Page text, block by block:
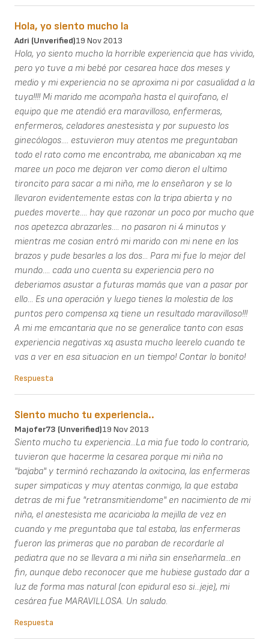
Hola, yo siento mucho la
Adri (unverified)19 Nov 2013
Hola, yo siento mucho la horrible experiencia que has vivido,
pero yo tuve a mi bebé por cesarea hace dos meses y
medio y mi experiencia no se aproxima ni por casualidad a la
tuya!!!! Mi marido me acompaña hasta el quirofano, el
equipo que me atendió era maravilloso, enfermeras,
enfermeros, celadores anestesista y por supuesto los
ginecólogos.... estuvieron muy atentos me preguntaban
todo el rato como me encontraba, me abanicaban xq me
maree un poco me dejaron ver como dieron el ultimo
tironcito para sacar a mi niño, me lo enseñaron y se lo
llevaron evidentemente estas con la tripa abierta y no
puedes moverte.... hay que razonar un poco por mucho que
nos apetezca abrazarles.... no pasaron ni 4 minutos y
mientras me cosian entró mi marido con mi nene en los
brazos y pude besarles a los dos... Para mi fue lo mejor del
mundo.... cada uno cuenta su experiencia pero no
deberiamos asustar a futuras mamás que van a pasar por
ello... Es una operación y luego tienes la molestia de los
puntos pero compensa xq tiene un resultado maravilloso!!!
A mi me emcantaria que no se generalice tanto con esas
experiencia negativas xq asusta mucho leerelo cuando te
vas a ver en esa situacion en un tiempo! Contar lo bonito!
Respuesta
Siento mucho tu experiencia..
Majofer73 (unverified)19 Nov 2013
Siento mucho tu experiencia...La mia fue todo lo contrario,
tuvieron que hacerme la cesarea porque mi niña no
"bajaba" y terminó rechazando la oxitocina, las enfermeras
super simpaticas y muy atentas conmigo, la que estaba
detras de mi fue "retransmitiendome" en nacimiento de mi
niña, el anestesista me acariciaba la mejilla de vez en
cuando y me preguntaba que tal estaba, las enfermeras
fueron las primeras que no paraban de recordarle al
pediatra que no se llevara a mi niña sin enseñarmela...en
fin, aunque debo reconocer que me hubiese gustado dar a
luz de forma mas natural (con epidural eso si...jeje), mi
cesárea fue MARAVILLOSA. Un saludo.
Respuesta